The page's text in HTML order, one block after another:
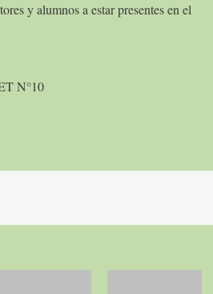
y alumnos a estar presentes en el